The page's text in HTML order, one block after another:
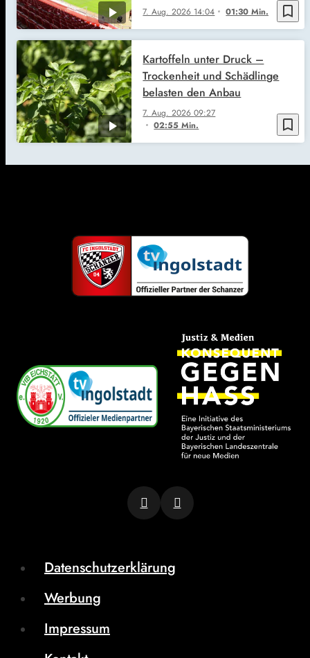
bookmark_border
7. Aug. 2026 14:04 01:30 Min.
bookmark_border
7. Aug. 202609:27
02:55 Min.
Kartoffeln unter Druck –
Trockenheit und Schädlinge
belasten den Anbau
Datenschutzerklärung
Werbung
Impressum